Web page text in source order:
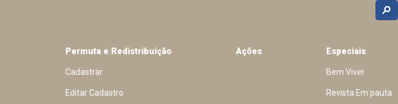
Permuta e Redistribuição
Cadastrar
Editar Cadastro
Ações Especiais
Bem Viver
Revista Em pauta